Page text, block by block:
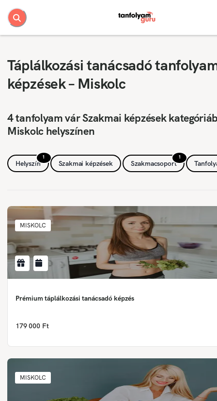
Táplálkozási tanácsadó
képzések – Miskolc
4 tanfolyam vár Szakmai képzések
Miskolc helyszínen
1
Helyszín Szakmai képzések
1
Szakmacsoport
MISKOLC
Prémium táplálkozási tanácsadó képzés
179 000 Ft
MISKOLC